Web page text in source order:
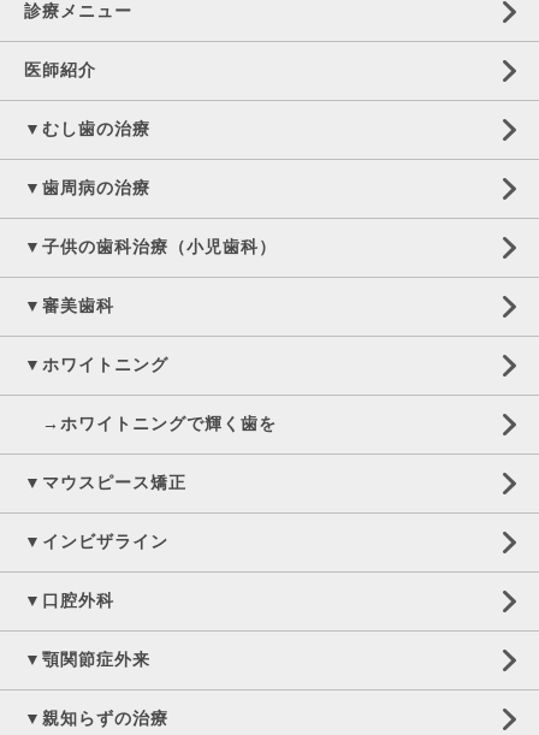
診療メニュー
医師紹介
▼むし歯の治療
▼歯周病の治療
▼子供の歯科治療（小児歯科）
▼審美歯科
▼ホワイトニング
→ホワイトニングで輝く歯を
▼マウスピース矯正
▼インビザライン
▼口腔外科
▼顎関節症外来
▼親知らずの治療